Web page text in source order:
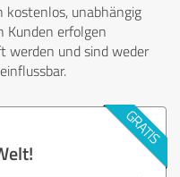
kostenlos, unabhängig
Kunden erfolgen
werden und sind weder